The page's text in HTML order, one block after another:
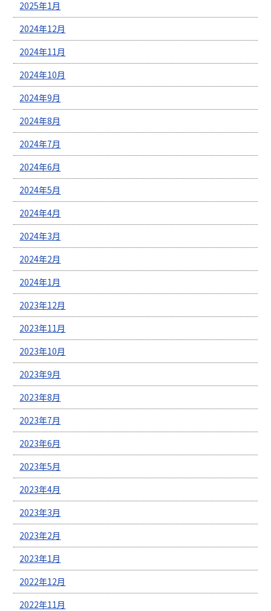
2025年1月
2024年12月
2024年11月
2024年10月
2024年9月
2024年8月
2024年7月
2024年6月
2024年5月
2024年4月
2024年3月
2024年2月
2024年1月
2023年12月
2023年11月
2023年10月
2023年9月
2023年8月
2023年7月
2023年6月
2023年5月
2023年4月
2023年3月
2023年2月
2023年1月
2022年12月
2022年11月